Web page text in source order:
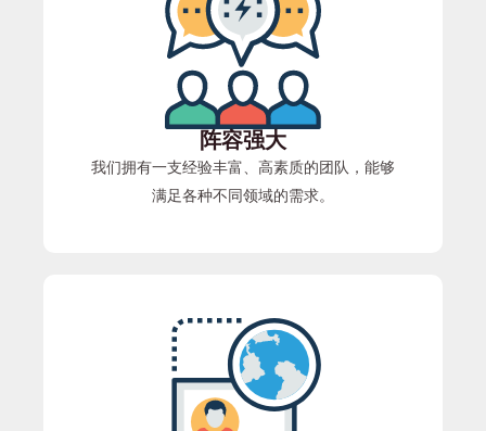
阵容强大
我们拥有一支经验丰富、高素质的团队，能够
满足各种不同领域的需求。